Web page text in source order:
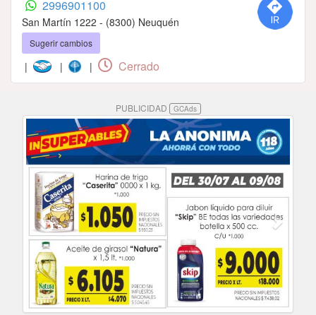
2996901100
San Martín 1222 - (8300) Neuquén
Sugerir cambios
| | | Cerrado
PUBLICIDAD GCAds